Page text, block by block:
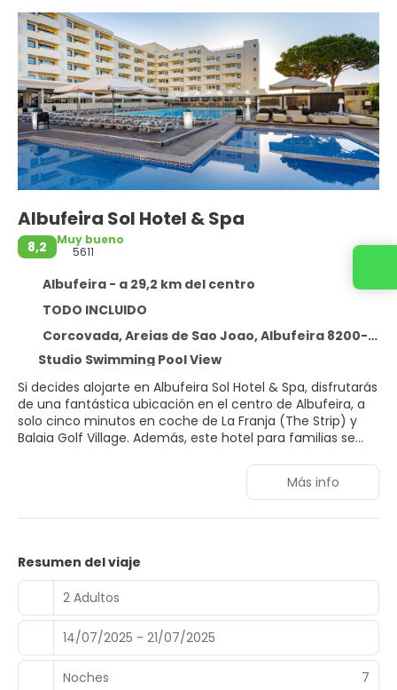
Albufeira Sol Hotel & Spa
8,2
Muy bueno
5611
Albufeira - a 29,2 km del centro
TODO INCLUIDO
Corcovada, Areias de Sao Joao, Albufeira 8200-664
Studio Swimming Pool View
Si decides alojarte en Albufeira Sol Hotel & Spa, disfrutarás
de una fantástica ubicación en el centro de Albufeira, a
solo cinco minutos en coche de La Franja (The Strip) y
Balaia Golf Village. Además, este hotel para familias se
Relájate en el spa completo, que ofrece masajes,
tratamientos corporales y tratamientos faciales. La
sauna y bicicletas de alquiler. Encontrarás además
conexión a Internet wifi gratis, una peluquería y una
televisión en la zona común.
Te sentirás como en tu propia casa en cualquiera de las
180 habitaciones con aire acondicionado, frigorífico y
microondas. Las habitaciones disponen de balcón. La
conexión wifi gratis te permitirá mantenerte al día de
Más info
Resumen del viaje
2 Adultos
14/07/2025 - 21/07/2025
Noches 7